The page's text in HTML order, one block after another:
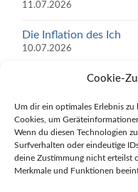
Cookie-
Um dir ein optimales Erlebnis
Cookies, um
Wenn du diesen Technologien
Surfverhalten oder eindeutige
deine Zustimmung nicht erteilst
Merkmale und Funktionen
11.07.2026
Die Inflation des Ich
10.07.2026
SCHWEIG NICHT,
Zwischen Reiz und
diesem Raum bist du
30.06.2026
Psycho Med News auf